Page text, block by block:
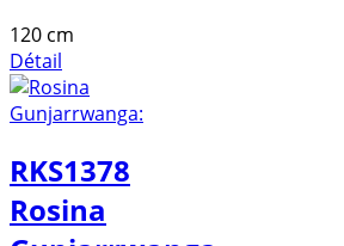
120 cm
Détail
RKS1378
Rosina